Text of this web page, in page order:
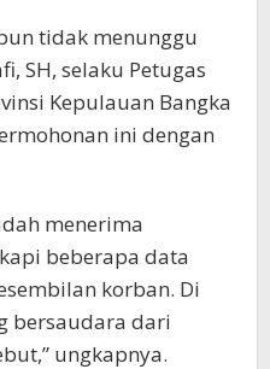
tidak menunggu
SH, selaku Petugas
Kepulauan Bangka
ini dengan
menerima
beberapa data
korban. Di
bersaudara dari
ungkapnya.